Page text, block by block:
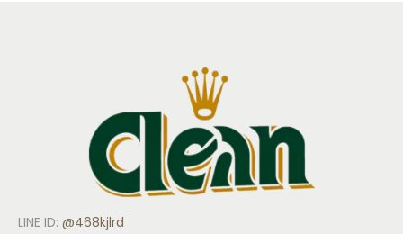
LINE ID: @468kjlrd